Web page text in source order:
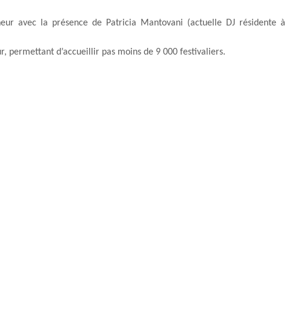
avec la présence de Patricia Mantovani (actuelle DJ résidente à
permettant d’accueillir pas moins de 9 000 festivaliers.